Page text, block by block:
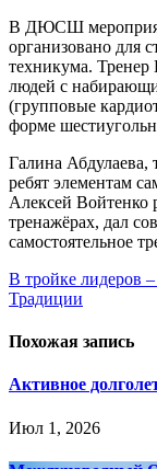
В ДЮСШ
организовано для
техникума. Тренер
людей с
(групповые
форме
Галина Абдулаева,
ребят элементам
Алексей Войтенко
тренажёрах, дал
самостоятельное
Навигация
по
записям
В тройке лидеров
Традиции
Похожая запись
Активное
Июл 1, 2026